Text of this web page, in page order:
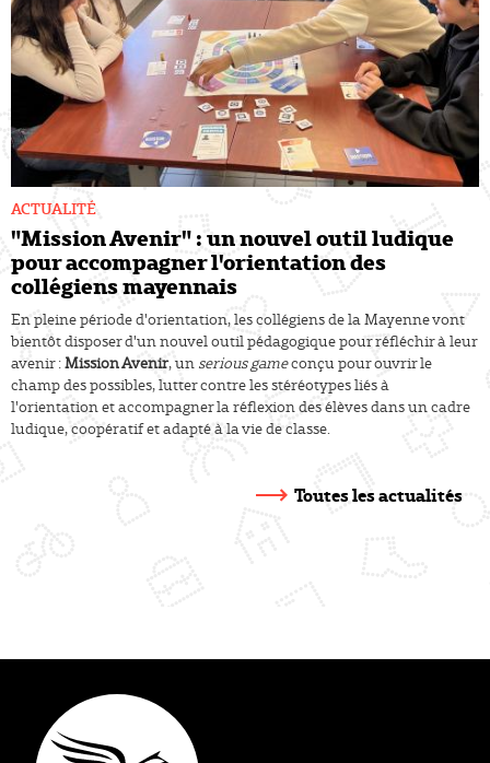
"Mission Avenir" : un nouvel outil ludique
pour accompagner l'orientation des
collégiens mayennais
ACTUALITÉ
En pleine période d'orientation, les collégiens de la Mayenne vont
bientôt disposer d'un nouvel outil pédagogique pour réfléchir à leur
avenir :Mission Avenir, un serious gameconçu pour ouvrir le
champ des possibles, lutter contre les stéréotypes liés à
l'orientation et accompagner la réflexion des élèves dans un cadre
ludique, coopératif et adapté à la vie de classe.
Toutes les actualités